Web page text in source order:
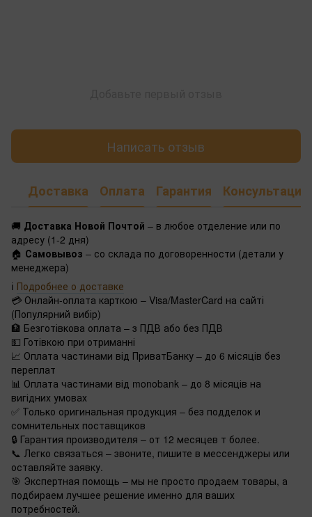
Написать отзыв
Доставка Оплата Гарантия Консультация
🚚 Доставка Новой Почтой – в любое отделение или по
адресу (1-2 дня)
🏠 Самовывоз – со склада по договоренности (детали у
менеджера)
ℹ️ Подробнее о доставке
💳 Онлайн-оплата карткою – Visa/MasterCard на сайті
(Популярний вибір)
🏦 Безготівкова оплата – з ПДВ або без ПДВ
💵 Готівкою при отриманні
📈 Оплата частинами від ПриватБанку – до 6 місяців без
переплат
📊 Оплата частинами від monobank – до 8 місяців на
вигідних умовах
✅ Только оригинальная продукция – без подделок и
сомнительных поставщиков
🔒 Гарантия производителя – от 12 месяцев т более.
📞 Легко связаться – звоните, пишите в мессенджеры или
оставляйте заявку.
🎯 Экспертная помощь – мы не просто продаем товары, а
подбираем лучшее решение именно для ваших
потребностей.